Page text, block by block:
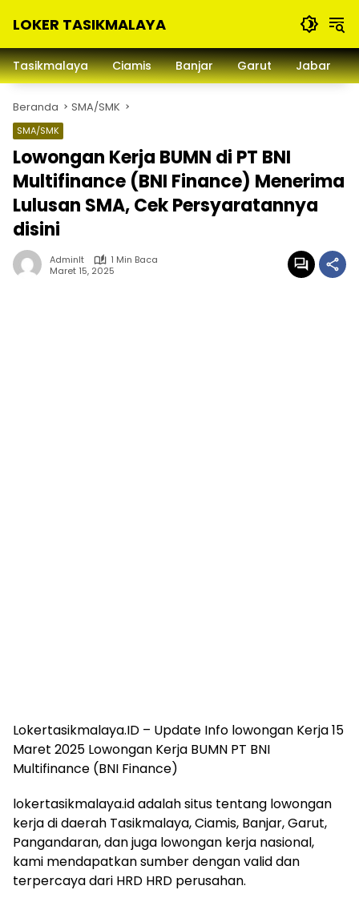
LOKER TASIKMALAYA
Lowongan
Kerja
dan
Sekitarna
Tasikmalaya Ciamis Banjar Garut Jabar
Beranda SMA/SMK
SMA/SMK
Lowongan Kerja BUMN di PT BNI
Multifinance (BNI Finance) Menerima
Lulusan SMA, Cek Persyaratannya
disini
Adminlt
1 Min Baca
Maret 15, 2025
Lokertasikmalaya.ID – Update Info lowongan Kerja 15
Maret 2025 Lowongan Kerja BUMN PT BNI
Multifinance (BNI Finance)
lokertasikmalaya.id adalah situs tentang lowongan
kerja di daerah Tasikmalaya, Ciamis, Banjar, Garut,
Pangandaran, dan juga lowongan kerja nasional,
kami mendapatkan sumber dengan valid dan
terpercaya dari HRD HRD perusahan.